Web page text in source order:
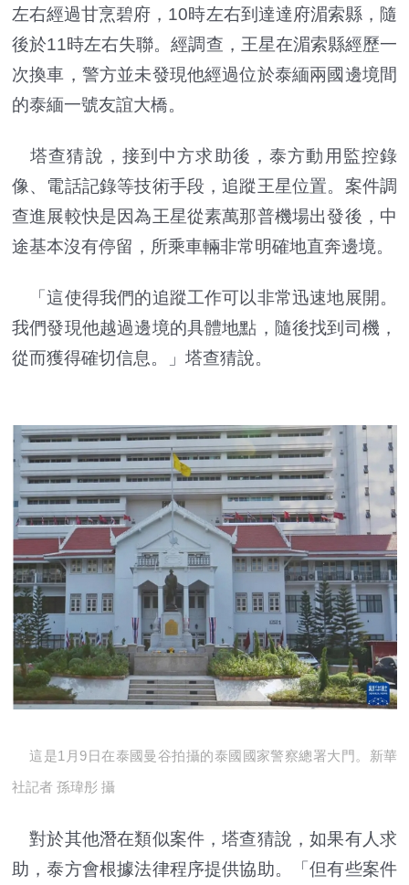
左右經過甘烹碧府，10時左右到達達府湄索縣，隨
後於11時左右失聯。經調查，王星在湄索縣經歷一
次換車，警方並未發現他經過位於泰緬兩國邊境間
的泰緬一號友誼大橋。
塔查猜說，接到中方求助後，泰方動用監控錄
像、電話記錄等技術手段，追蹤王星位置。案件調
查進展較快是因為王星從素萬那普機場出發後，中
途基本沒有停留，所乘車輛非常明確地直奔邊境。
「這使得我們的追蹤工作可以非常迅速地展開。
我們發現他越過邊境的具體地點，隨後找到司機，
從而獲得確切信息。」塔查猜說。
這是1月9日在泰國曼谷拍攝的泰國國家警察總署大門。新華
社記者 孫瑋彤 攝
對於其他潛在類似案件，塔查猜說，如果有人求
助，泰方會根據法律程序提供協助。「但有些案件